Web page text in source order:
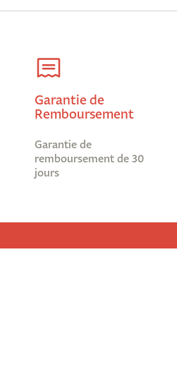
Garantie de
Remboursement
Garantie de
remboursement de 30
jours